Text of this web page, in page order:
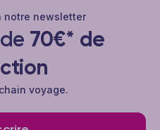
notre newsletter
70€* de
voyage.